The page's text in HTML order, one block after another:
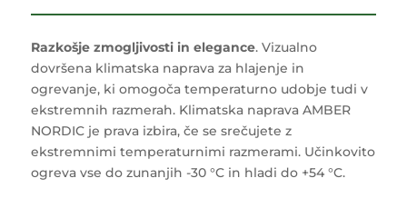
Razkošje zmogljivosti in elegance. Vizualno
dovršena klimatska naprava za hlajenje in
ogrevanje, ki omogoča temperaturno udobje tudi v
ekstremnih razmerah. Klimatska naprava AMBER
NORDIC je prava izbira, če se srečujete z
ekstremnimi temperaturnimi razmerami. Učinkovito
ogreva vse do zunanjih -30 °C in hladi do +54 °C.